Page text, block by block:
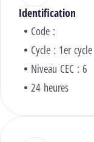
Identification
Code :
Cycle : 1er cycle
Niveau CEC : 6
24 heures